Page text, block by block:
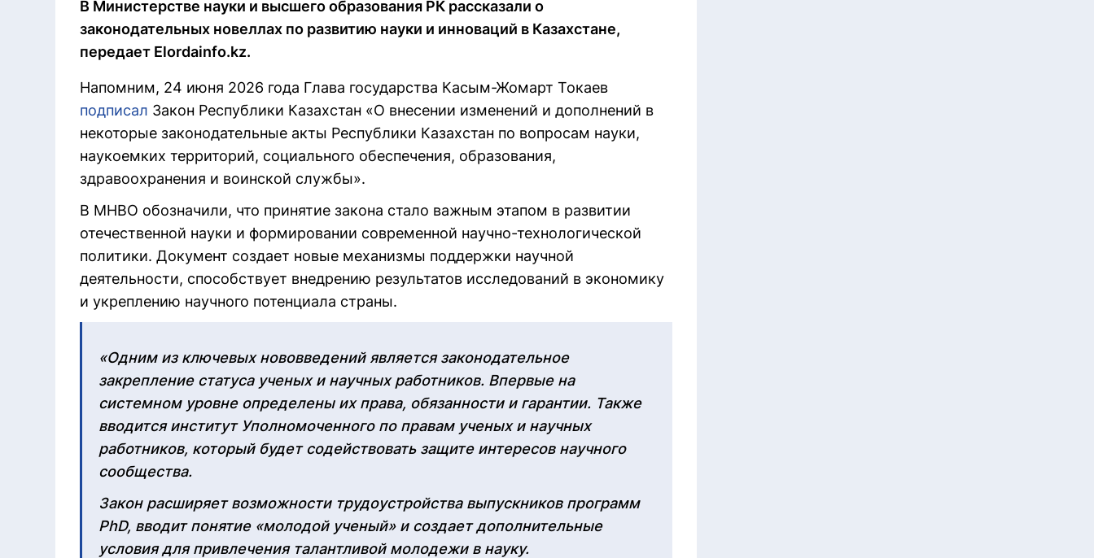
В Министерстве науки и высшего образования РК рассказали о
законодательных новеллах по развитию науки и инноваций в Казахстане,
передает Elordainfo.kz.
Напомним, 24 июня 2026 года Глава государства Касым-Жомарт Токаев
подписал Закон Республики Казахстан «О внесении изменений и дополнений в
некоторые законодательные акты Республики Казахстан по вопросам науки,
наукоемких территорий, социального обеспечения, образования,
здравоохранения и воинской службы».
В МНВО обозначили, что принятие закона стало важным этапом в развитии
отечественной науки и формировании современной научно-технологической
политики. Документ создает новые механизмы поддержки научной
деятельности, способствует внедрению результатов исследований в экономику
и укреплению научного потенциала страны.
«Одним из ключевых нововведений является законодательное
закрепление статуса ученых и научных работников. Впервые на
системном уровне определены их права, обязанности и гарантии. Также
вводится институт Уполномоченного по правам ученых и научных
работников, который будет содействовать защите интересов научного
сообщества.
Закон расширяет возможности трудоустройства выпускников программ
PhD, вводит понятие «молодой ученый» и создает дополнительные
условия для привлечения талантливой молодежи в науку.